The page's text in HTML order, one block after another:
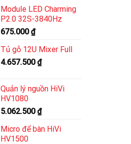
Module LED Charming
P2.0 32S-3840Hz
675.000₫
Tủ gỗ 12U Mixer Full
4.657.500₫
Quản lý nguồn HiVi
HV1080
5.062.500₫
Micro để bàn HiVi
HV1500